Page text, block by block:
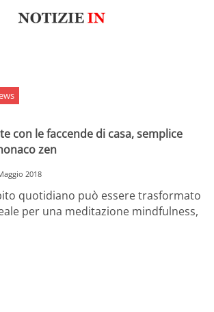
con le faccende di casa, semplice
zen
2018
quotidiano può essere trasformato
per una meditazione mindfulness,